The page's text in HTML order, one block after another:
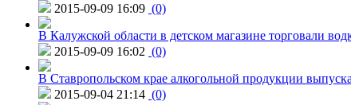
2015-09-09 16:09 (0)
В Калужской области в детском магазине торговали
2015-09-09 16:02 (0)
В Ставропольском крае алкогольной продукции
2015-09-04 21:14 (0)